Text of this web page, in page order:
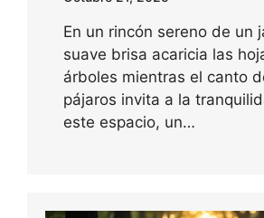
En un rincón sereno de un
suave brisa acaricia las
árboles mientras el canto
pájaros invita a la
este espacio, un…